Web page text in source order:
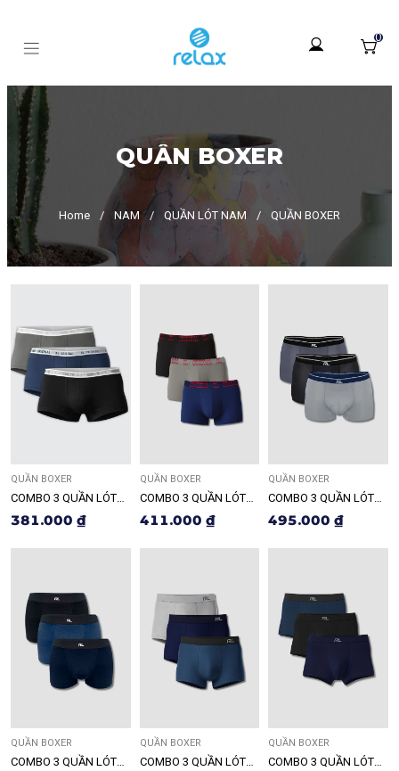
0
QUẦN BOXER
Home / NAM / QUẦN LÓT NAM / QUẦN BOXER
QUẦN BOXER
COMBO 3 QUẦN LÓT
NAM BOXER RDO121
381.000 ₫
QUẦN BOXER
COMBO 3 QUẦN LÓT
NAM BOXER RDO123
411.000 ₫
QUẦN BOXER
COMBO 3 QUẦN LÓT
NAM BOXER RDO125
495.000 ₫
QUẦN BOXER
COMBO 3 QUẦN LÓT
QUẦN BOXER
COMBO 3 QUẦN LÓT
QUẦN BOXER
COMBO 3 QUẦN LÓT